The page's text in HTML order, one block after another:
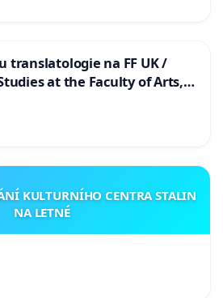
translatologie na FF UK /
at the Faculty of Arts,
KULTURNÍHO CENTRA STALIN
NA LETNÉ